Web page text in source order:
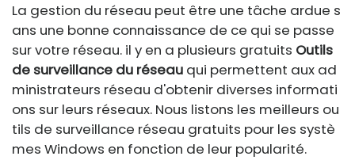
La gestion du réseau peut être une tâche ardue s
ans une bonne connaissance de ce qui se passe
sur votre réseau. il y en a plusieurs gratuits Outils
de surveillance du réseau qui permettent aux ad
ministrateurs réseau d'obtenir diverses informati
ons sur leurs réseaux. Nous listons les meilleurs ou
tils de surveillance réseau gratuits pour les systè
mes Windows en fonction de leur popularité.